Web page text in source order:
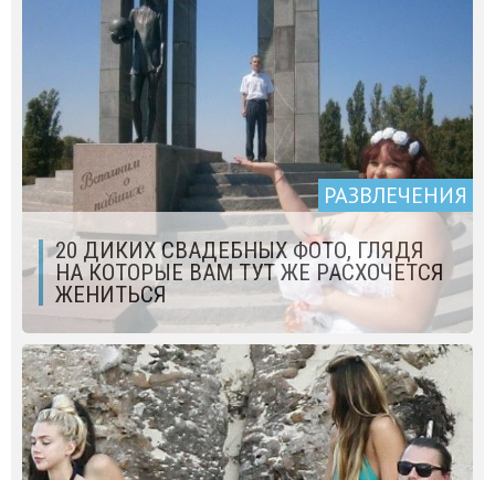
РАЗВЛЕЧЕНИЯ
20 ДИКИХ СВАДЕБНЫХ ФОТО, ГЛЯДЯ
НА КОТОРЫЕ ВАМ ТУТ ЖЕ РАСХОЧЕТСЯ
ЖЕНИТЬСЯ